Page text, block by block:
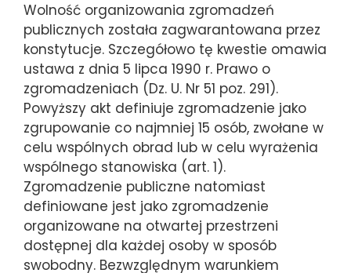
Wolność organizowania zgromadzeń
publicznych została zagwarantowana przez
konstytucje. Szczegółowo tę kwestie omawia
ustawa z dnia 5 lipca 1990 r. Prawo o
zgromadzeniach (Dz. U. Nr 51 poz. 291).
Powyższy akt definiuje zgromadzenie jako
zgrupowanie co najmniej 15 osób, zwołane w
celu wspólnych obrad lub w celu wyrażenia
wspólnego stanowiska (art. 1).
Zgromadzenie publiczne natomiast
definiowane jest jako zgromadzenie
organizowane na otwartej przestrzeni
dostępnej dla każdej osoby w sposób
swobodny. Bezwzględnym warunkiem